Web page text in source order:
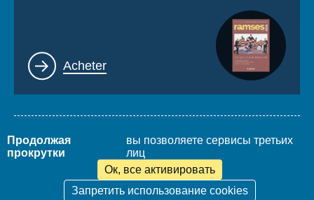
Lien
Acheter
Mentions légalesPlan du site
www.thierrydemontbrial.comWorld Policy Conference
Blog Politique étrangère
Продолжая
прокрутки
вы позволяете сервисы третьих
лиц
Ок, все активировать
Запретить использование cookies